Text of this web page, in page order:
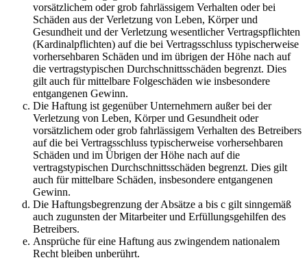
vorsätzlichem oder grob fahrlässigem Verhalten oder bei
Schäden aus der Verletzung von Leben, Körper und
Gesundheit und der Verletzung wesentlicher Vertragspflichten
(Kardinalpflichten) auf die bei Vertragsschluss typischerweise
vorhersehbaren Schäden und im übrigen der Höhe nach auf
die vertragstypischen Durchschnittsschäden begrenzt. Dies
gilt auch für mittelbare Folgeschäden wie insbesondere
entgangenen Gewinn.
Die Haftung ist gegenüber Unternehmern außer bei der
Verletzung von Leben, Körper und Gesundheit oder
vorsätzlichem oder grob fahrlässigem Verhalten des Betreibers
auf die bei Vertragsschluss typischerweise vorhersehbaren
Schäden und im Übrigen der Höhe nach auf die
vertragstypischen Durchschnittsschäden begrenzt. Dies gilt
auch für mittelbare Schäden, insbesondere entgangenen
Gewinn.
Die Haftungsbegrenzung der Absätze a bis c gilt sinngemäß
auch zugunsten der Mitarbeiter und Erfüllungsgehilfen des
Betreibers.
Ansprüche für eine Haftung aus zwingendem nationalem
Recht bleiben unberührt.